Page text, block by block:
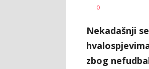
0
Nekadašnji
zbog